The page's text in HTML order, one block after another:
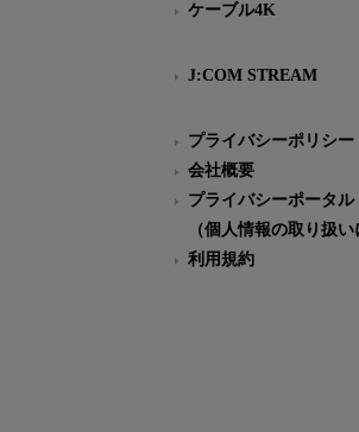
ケーブル4K
J:COM STREAM
プライバシーポリシー
会社概要
プライバシーポータル
（個人情報の取り扱い
利用規約